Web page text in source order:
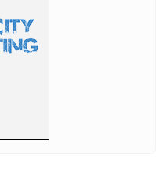
Zagrljaj i poljubac pred
nas je jedan od najvećih
sudija Dimovski nakon 33